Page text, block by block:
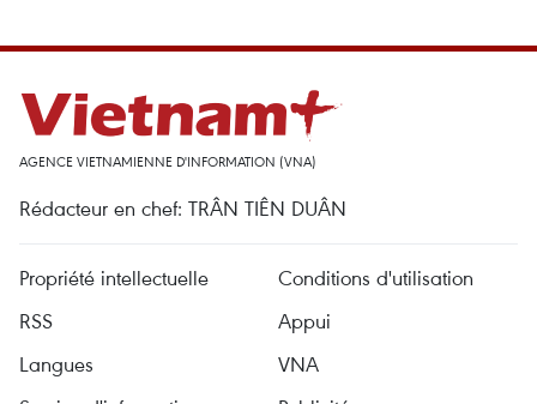
AGENCE VIETNAMIENNE D'INFORMATION (VNA)
Rédacteur en chef: TRÂN TIÊN DUÂN
Propriété intellectuelle
Conditions d'utilisation
RSS
Appui
Langues
VNA